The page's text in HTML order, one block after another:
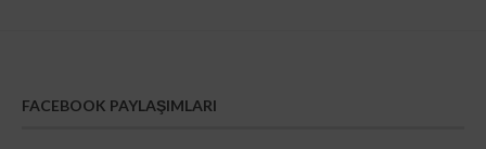
FACEBOOK PAYLAŞIMLARI